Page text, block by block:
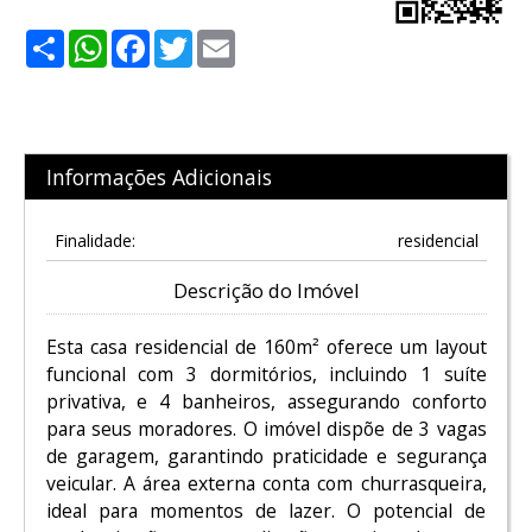
ShareWhatsApp
Facebook
Twitter
Informações Adicionais
Finalidade: residencial
Descrição do Imóvel
Esta casa residencial de 160m² oferece um layout
funcional com 3 dormitórios, incluindo 1 suíte
privativa, e 4 banheiros, assegurando conforto
para seus moradores. O imóvel dispõe de 3 vagas
de garagem, garantindo praticidade e segurança
veicular. A área externa conta com churrasqueira,
ideal para momentos de lazer. O potencial de